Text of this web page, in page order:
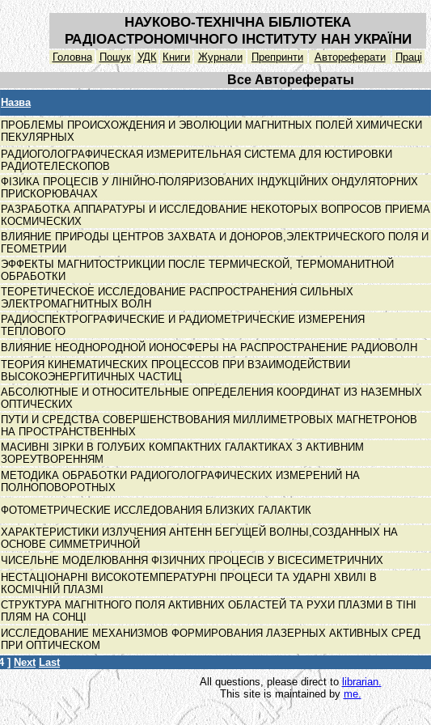
НАУКОВО-ТЕХНІЧНА БІБЛІОТЕКА
РАДІОАСТРОНОМІЧНОГО ІНСТИТУТУ НАН УКРАЇНИ
Головна Пошук УДК Книги Журнали Препринти Автореферати Праці
Все Авторефераты
Назва
ПРОБЛЕМЫ ПРОИСХОЖДЕНИЯ И ЭВОЛЮЦИИ МАГНИТНЫХ ПОЛЕЙ ХИМИЧЕСКИ
ПЕКУЛЯРНЫХ
РАДИОГОЛОГРАФИЧЕСКАЯ ИЗМЕРИТЕЛЬНАЯ СИСТЕМА ДЛЯ ЮСТИРОВКИ
РАДИОТЕЛЕСКОПОВ
ФІЗИКА ПРОЦЕСІВ У ЛІНІЙНО-ПОЛЯРИЗОВАНИХ ІНДУКЦІЙНИХ ОНДУЛЯТОРНИХ
ПРИСКОРЮВАЧАХ
РАЗРАБОТКА АППАРАТУРЫ И ИССЛЕДОВАНИЕ НЕКОТОРЫХ ВОПРОСОВ ПРИЕМА
КОСМИЧЕСКИХ
ВЛИЯНИЕ ПРИРОДЫ ЦЕНТРОВ ЗАХВАТА И ДОНОРОВ,ЭЛЕКТРИЧЕСКОГО ПОЛЯ И
ГЕОМЕТРИИ
ЭФФЕКТЫ МАГНИТОСТРИКЦИИ ПОСЛЕ ТЕРМИЧЕСКОЙ, ТЕРМОМАНИТНОЙ
ОБРАБОТКИ
ТЕОРЕТИЧЕСКОЕ ИССЛЕДОВАНИЕ РАСПРОСТРАНЕНИЯ СИЛЬНЫХ
ЭЛЕКТРОМАГНИТНЫХ ВОЛН
РАДИОСПЕКТРОГРАФИЧЕСКИЕ И РАДИОМЕТРИЧЕСКИЕ ИЗМЕРЕНИЯ
ТЕПЛОВОГО
ВЛИЯНИЕ НЕОДНОРОДНОЙ ИОНОСФЕРЫ НА РАСПРОСТРАНЕНИЕ РАДИОВОЛН
ТЕОРИЯ КИНЕМАТИЧЕСКИХ ПРОЦЕССОВ ПРИ ВЗАИМОДЕЙСТВИИ
ВЫСОКОЭНЕРГИТИЧНЫХ ЧАСТИЦ
АБСОЛЮТНЫЕ И ОТНОСИТЕЛЬНЫЕ ОПРЕДЕЛЕНИЯ КООРДИНАТ ИЗ НАЗЕМНЫХ
ОПТИЧЕСКИХ
ПУТИ И СРЕДСТВА СОВЕРШЕНСТВОВАНИЯ МИЛЛИМЕТРОВЫХ МАГНЕТРОНОВ
НА ПРОСТРАНСТВЕННЫХ
МАСИВНІ ЗІРКИ В ГОЛУБИХ КОМПАКТНИХ ГАЛАКТИКАХ З АКТИВНИМ
ЗОРЕУТВОРЕННЯМ
МЕТОДИКА ОБРАБОТКИ РАДИОГОЛОГРАФИЧЕСКИХ ИЗМЕРЕНИЙ НА
ПОЛНОПОВОРОТНЫХ
ФОТОМЕТРИЧЕСКИЕ ИССЛЕДОВАНИЯ БЛИЗКИХ ГАЛАКТИК
ХАРАКТЕРИСТИКИ ИЗЛУЧЕНИЯ АНТЕНН БЕГУЩЕЙ ВОЛНЫ,СОЗДАННЫХ НА
ОСНОВЕ СИММЕТРИЧНОЙ
ЧИСЕЛЬНЕ МОДЕЛЮВАННЯ ФІЗИЧНИХ ПРОЦЕСІВ У ВІСЕСИМЕТРИЧНИХ
НЕСТАЦІОНАРНІ ВИСОКОТЕМПЕРАТУРНІ ПРОЦЕСИ ТА УДАРНІ ХВИЛІ В
КОСМІЧНІЙ ПЛАЗМІ
СТРУКТУРА МАГНІТНОГО ПОЛЯ АКТИВНИХ ОБЛАСТЕЙ ТА РУХИ ПЛАЗМИ В ТІНІ
ПЛЯМ НА СОНЦІ
ИССЛЕДОВАНИЕ МЕХАНИЗМОВ ФОРМИРОВАНИЯ ЛАЗЕРНЫХ АКТИВНЫХ СРЕД
ПРИ ОПТИЧЕСКОМ
] Next Last
All questions, please direct tolibrarian.
This site is maintained by me.